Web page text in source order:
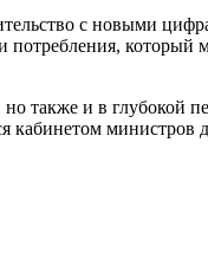
с новыми
который
также и в глубокой
кабинетом